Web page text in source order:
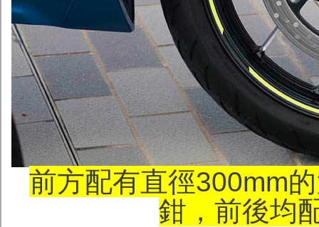
前方配有直徑300mm
鉗，前後均